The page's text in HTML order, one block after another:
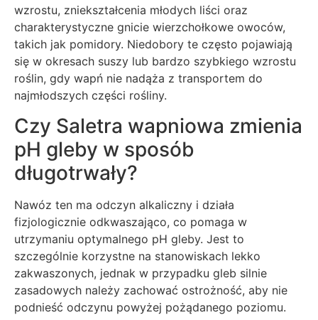
wzrostu, zniekształcenia młodych liści oraz
charakterystyczne gnicie wierzchołkowe owoców,
takich jak pomidory. Niedobory te często pojawiają
się w okresach suszy lub bardzo szybkiego wzrostu
roślin, gdy wapń nie nadąża z transportem do
najmłodszych części rośliny.
Czy Saletra wapniowa zmienia
pH gleby w sposób
długotrwały?
Nawóz ten ma odczyn alkaliczny i działa
fizjologicznie odkwaszająco, co pomaga w
utrzymaniu optymalnego pH gleby. Jest to
szczególnie korzystne na stanowiskach lekko
zakwaszonych, jednak w przypadku gleb silnie
zasadowych należy zachować ostrożność, aby nie
podnieść odczynu powyżej pożądanego poziomu.